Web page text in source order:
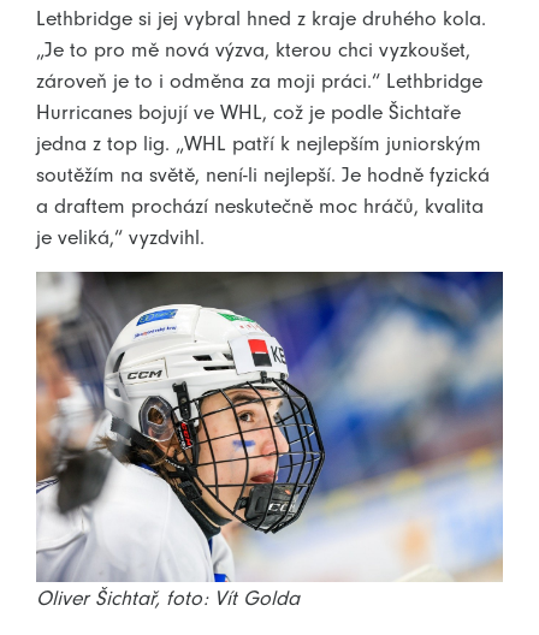
Lethbridge si jej vybral hned z kraje druhého kola.
„Je to pro mě nová výzva, kterou chci vyzkoušet,
zároveň je to i odměna za moji práci.“ Lethbridge
Hurricanes bojují ve WHL, což je podle Šichtaře
jedna z top lig. „WHL patří k nejlepším juniorským
soutěžím na světě, není-li nejlepší. Je hodně fyzická
a draftem prochází neskutečně moc hráčů, kvalita
je veliká,“ vyzdvihl.
Oliver Šichtař, foto: Vít Golda